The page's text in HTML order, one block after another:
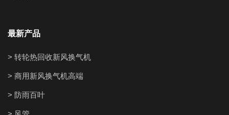
最新产品
> 转轮热回收新风换气机
> 商用新风换气机高端
> 防雨百叶